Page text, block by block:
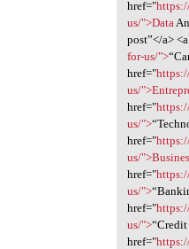
href="
us/">Data
post”</a>
for-us/">
href="
us/
href="
us/">
href="
us/
href="
us/">
href="
us/">“Credit
href="